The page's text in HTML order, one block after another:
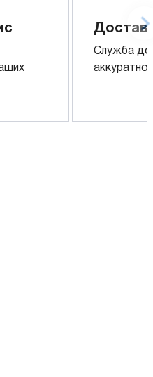
Служба
аккуратно